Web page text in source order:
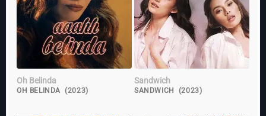
Oh Belinda
OH BELINDA (2023)
Sandwich
SANDWICH (2023)